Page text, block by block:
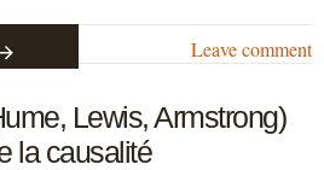
Leave comment
Lewis, Armstrong)
la causalité